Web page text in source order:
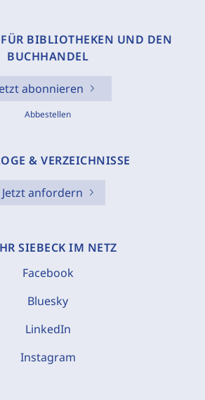
FÜR BIBLIOTHEKEN UND DEN
BUCHHANDEL
abonnieren
Abbestellen
& VERZEICHNISSE
Jetzt anfordern
SIEBECK IM NETZ
Facebook
Bluesky
LinkedIn
Instagram